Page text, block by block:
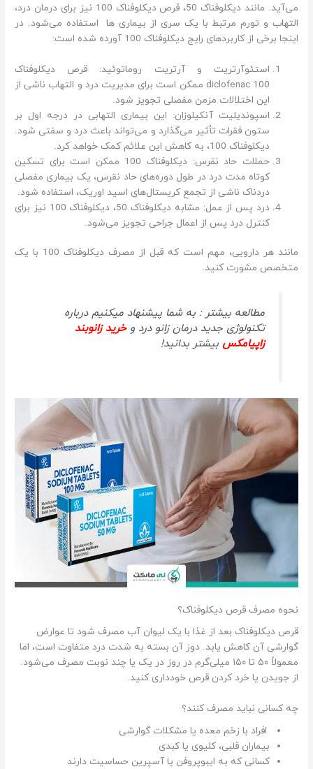
می‌آید. مانند دیکلوفناک 50، قرص دیکلوفناک 100 نیز برای درمان درد،
التهاب و تورم مرتبط با یک سری از بیماری ها استفاده می‌شود. در
اینجا برخی از کاربردهای رایج دیکلوفناک 100 آورده شده است:
استئوآرتریت و آرتریت روماتوئید: قرص دیکلوفناک
diclofenac 100 ممکن است برای مدیریت درد و التهاب ناشی از
این اختلالات مزمن مفصلی تجویز شود.
اسپوندیلیت آنکیلوزان: این بیماری التهابی در درجه اول بر
ستون فقرات تأثیر می‌گذارد و می‌تواند باعث درد و سفتی شود.
دیکلوفناک 100، به کاهش این علائم کمک خواهد کرد.
حملات حاد نقرس: دیکلوفناک 100 ممکن است برای تسکین
کوتاه مدت درد در طول دوره‌های حاد نقرس، یک بیماری مفصلی
دردناک ناشی از تجمع کریستال‌های اسید اوریک، استفاده شود.
درد پس از عمل: مشابه دیکلوفناک 50، دیکلوفناک 100 نیز برای
کنترل درد پس از اعمال جراحی تجویز می‌شود.
مانند هر دارویی، مهم است که قبل از مصرف دیکلوفناک 100 با یک
متخصص مشورت کنید.
مطالعه بیشتر : به شما پیشنهاد میکنیم درباره
تکنولوژی جدید درمان زانو درد وخرید زانوبند
زاپیامکسبیشتر بدانید!
نحوه مصرف قرص دیکلوفناک؟
قرص دیکلوفناک بعد از غذا با یک لیوان آب مصرف شود تا عوارض
گوارشی آن کاهش یابد. دوز آن بسته به شدت درد متفاوت است، اما
معمولاً ۵۰ تا ۱۵۰ میلی‌گرم در روز در یک یا چند نوبت مصرف می‌شود.
از جویدن یا خرد کردن قرص خودداری کنید.
چه کسانی نباید مصرف کنند؟
افراد با زخم معده یا مشکلات گوارشی
بیماران قلبی، کلیوی یا کبدی
کسانی که به ایبوپروفن یا آسپرین حساسیت دارند